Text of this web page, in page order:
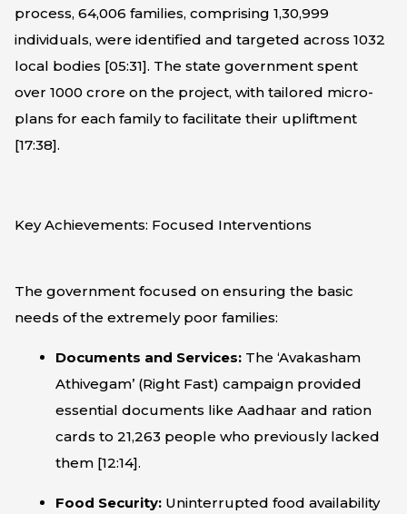
process, 64,006 families, comprising 1,30,999
individuals, were identified and targeted across 1032
local bodies [05:31]. The state government spent
over ₹1000 crore on the project, with tailored micro-
plans for each family to facilitate their upliftment
[17:38].
Key Achievements: Focused Interventions
The government focused on ensuring the basic
needs of the extremely poor families:
Documents and Services: The ‘Avakasham
Athivegam’ (Right Fast) campaign provided
essential documents like Aadhaar and ration
cards to 21,263 people who previously lacked
them [12:14].
Food Security: Uninterrupted food availability